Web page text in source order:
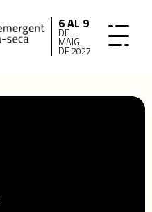
6 AL 9
DE
MAIG
DE 2027